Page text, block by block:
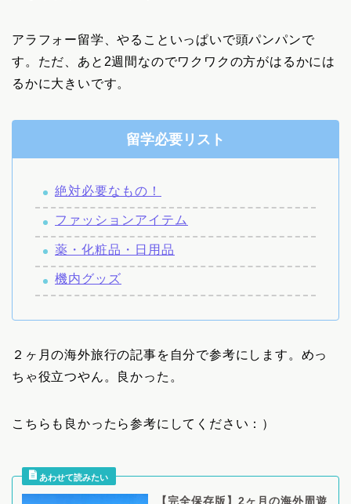
アラフォー留学、やることいっぱいで頭パンパンで
す。ただ、あと2週間なのでワクワクの方がはるかには
るかに大きいです。
留学必要リスト
絶対必要なもの！
ファッションアイテム
薬・化粧品・日用品
機内グッズ
２ヶ月の海外旅行の記事を自分で参考にします。めっ
ちゃ役立つやん。良かった。
こちらも良かったら参考にしてください：）
【完全保存版】2ヶ月の海外周遊